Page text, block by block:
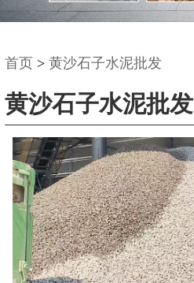
首页 > 黄沙石子水泥批发
黄沙石子水泥批发